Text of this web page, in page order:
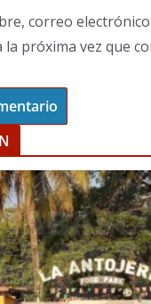
correo
próxima vez que